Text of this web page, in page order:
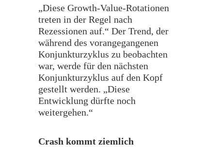
​„Diese Growth-Value-Rotationen
treten in der Regel nach
Rezessionen auf.“ Der Trend, der
während des vorangegangenen
Konjunkturzyklus zu beobachten
war, werde für den nächsten
Konjunkturzyklus auf den Kopf
gestellt werden. „Diese
Entwicklung dürfte noch
weitergehen.“
​Crash kommt ziemlich